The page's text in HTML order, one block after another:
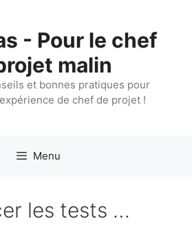
- Pour le chef
malin
et bonnes pratiques pour
de chef de projet !
Menu
les tests …